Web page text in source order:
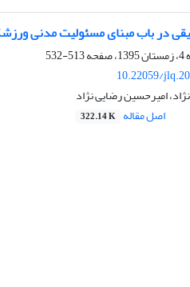
در باب مبنای مسئولیت مدنی
513-532
10.22059/
امیرحسین رضایی نژاد
اصل مقاله 322.14 K